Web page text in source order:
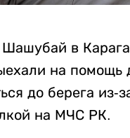
в
на помощь
до берега из-
на МЧС РК.